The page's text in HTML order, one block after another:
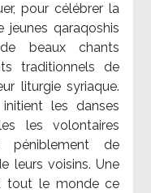
pour célébrer la
qaraqoshis
beaux chants
traditionnels de
liturgie syriaque.
les danses
les volontaires
de
leurs voisins. Une
tout le monde ce